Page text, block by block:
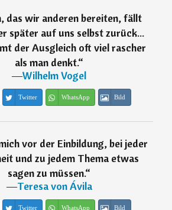
das wir anderen bereiten, fällt
später auf uns selbst zurück...
der Ausgleich oft viel rascher
als man denkt.“
―Wilhelm Vogel
Twitter WhatsApp Bild
vor der Einbildung, bei jeder
und zu jedem Thema etwas
sagen zu müssen.“
―Teresa von Ávila
Twitter WhatsApp Bild